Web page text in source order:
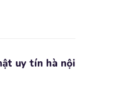
uy tín hà nội